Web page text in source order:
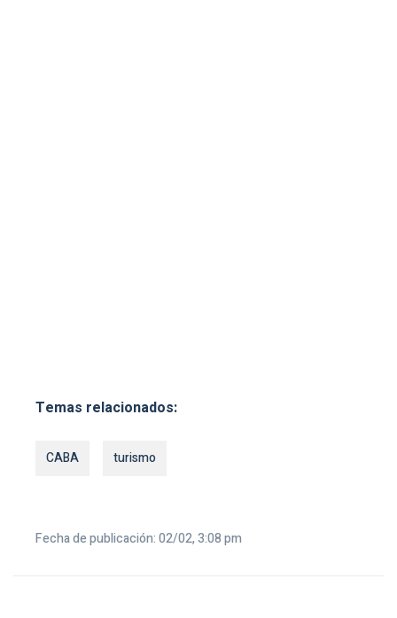
Temas relacionados:
CABA turismo
Fecha de publicación: 02/02, 3:08 pm